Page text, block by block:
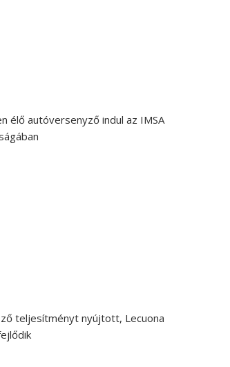
élő autóversenyző indul az IMSA
teljesítményt nyújtott, Lecuona